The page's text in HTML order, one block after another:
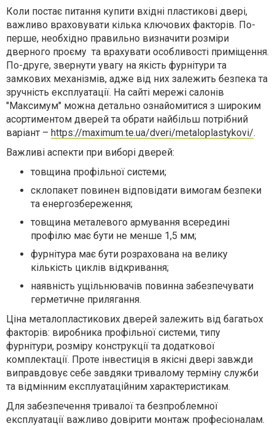
Коли постає питання купити вхідні пластикові двері,
важливо враховувати кілька ключових факторів. По-
перше, необхідно правильно визначити розміри
дверного проєму та врахувати особливості приміщення.
По-друге, звернути увагу на якість фурнітури та
замкових механізмів, адже від них залежить безпека та
зручність експлуатації. На сайті мережі салонів
"Максимум" можна детально ознайомитися з широким
асортиментом дверей та обрати найбільш потрібний
варіант – https://maximum.te.ua/dveri/metaloplastykovi/.
Важливі аспекти при виборі дверей:
товщина профільної системи;
склопакет повинен відповідати вимогам безпеки
та енергозбереження;
товщина металевого армування всередині
профілю має бути не менше 1,5 мм;
фурнітура має бути розрахована на велику
кількість циклів відкривання;
наявність ущільнювачів повинна забезпечувати
герметичне прилягання.
Ціна металопластикових дверей залежить від багатьох
факторів: виробника профільної системи, типу
фурнітури, розміру конструкції та додаткової
комплектації. Проте інвестиція в якісні двері завжди
виправдовує себе завдяки тривалому терміну служби
та відмінним експлуатаційним характеристикам.
Для забезпечення тривалої та безпроблемної
експлуатації важливо довірити монтаж професіоналам.